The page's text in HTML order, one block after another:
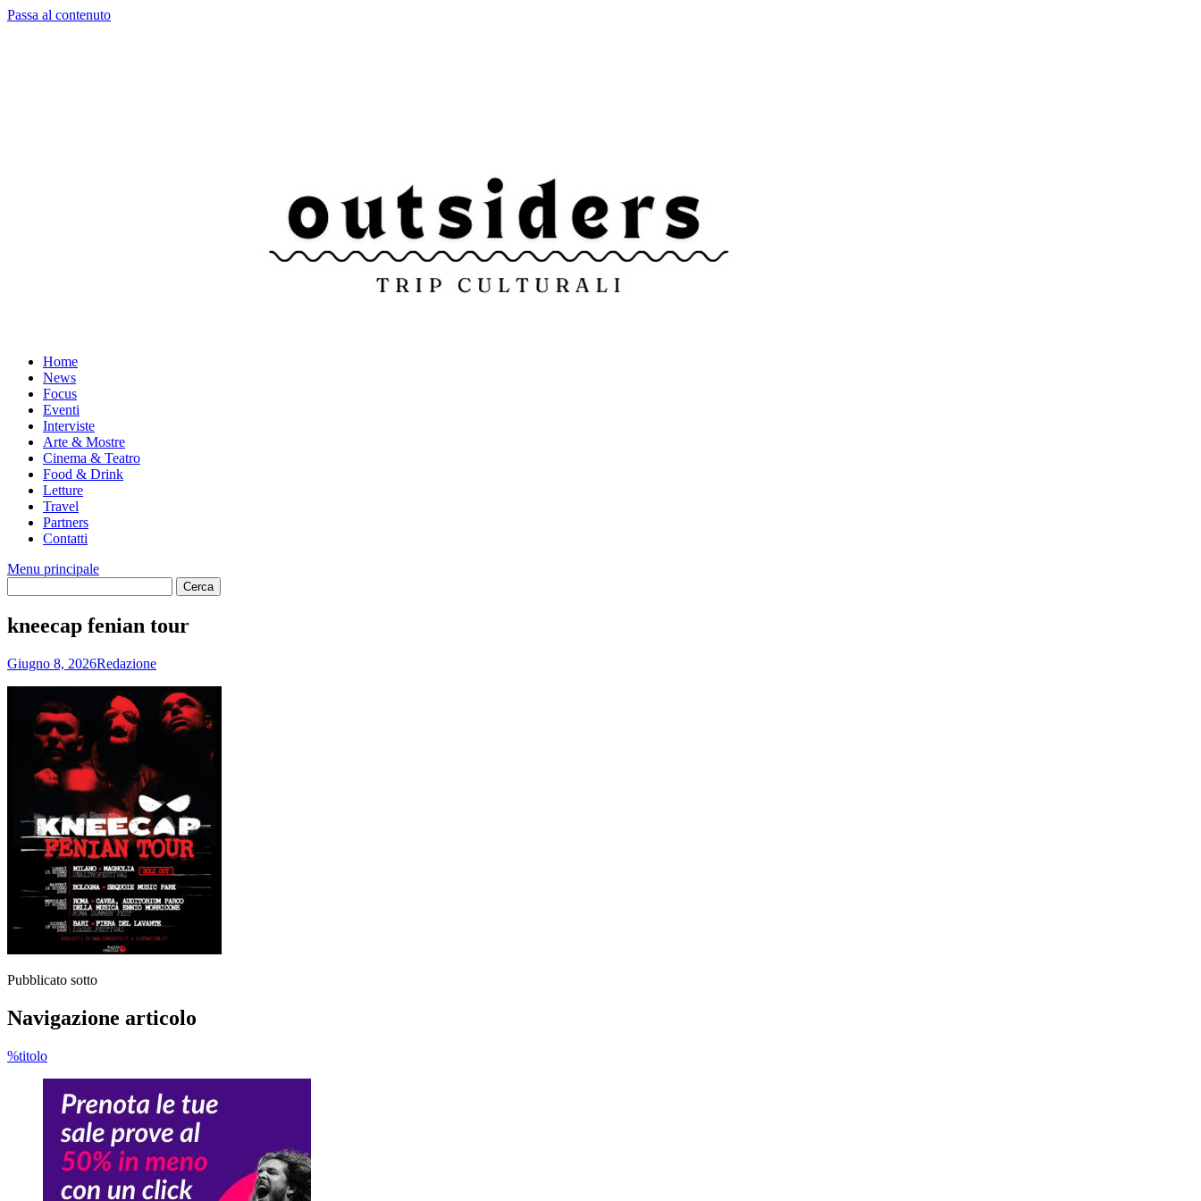
Passa al contenuto
Home
News
Focus
Eventi
Interviste
Arte & Mostre
Cinema & Teatro
Food & Drink
Letture
Travel
Partners
Contatti
Menu principale
kneecap fenian tour
Giugno 8, 2026Redazione
Pubblicato sotto
Navigazione articolo
%titolo